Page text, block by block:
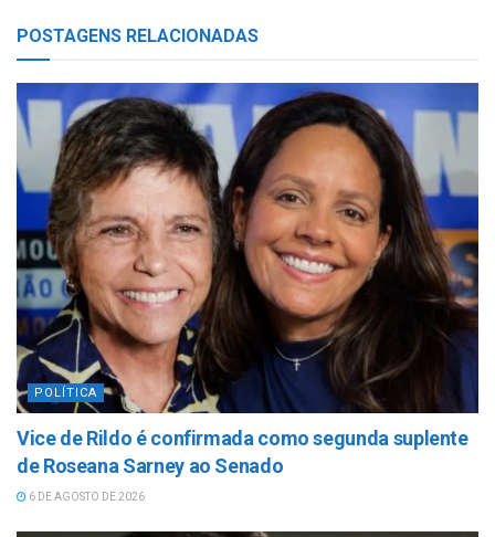
POSTAGENS RELACIONADAS
POLÍTICA
Vice de Rildo é confirmada como segunda suplente
de Roseana Sarney ao Senado
6 DE AGOSTO DE 2026